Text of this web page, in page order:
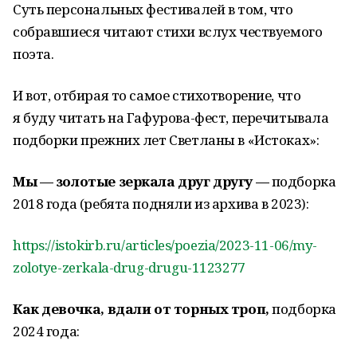
Суть персональных фестивалей в том, что
собравшиеся читают стихи вслух чествуемого
поэта.
И вот, отбирая то самое стихотворение, что
я буду читать на Гафурова-фест, перечитывала
подборки прежних лет Светланы в «Истоках»:
Мы — золотые зеркала друг другу —подборка
2018 года (ребята подняли из архива в 2023):
https://istokirb.ru/articles/poezia/2023-11-06/my-
zolotye-zerkala-drug-drugu-1123277
Как девочка, вдали от торных троп,подборка
2024 года: